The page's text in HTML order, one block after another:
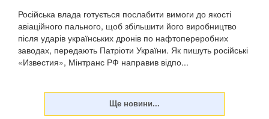
Російська влада готується послабити вимоги до якості
авіаційного пального, щоб збільшити його виробництво
після ударів українських дронів по нафтопереробних
заводах, передають Патріоти України. Як пишуть російські
«Известия», Мінтранс РФ направив відпо...